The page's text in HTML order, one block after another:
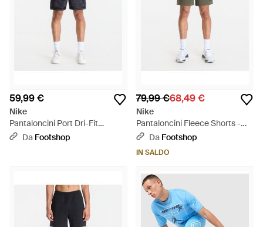
59,99 €
Nike
Pantaloncini Port Dri-Fit
Diamond Hort Off Noir/ Off Noir
Da Footshop
79,99 €68,49 €
Nike
Pantaloncini Fleece Shorts -
Verde
Da Footshop
IN SALDO